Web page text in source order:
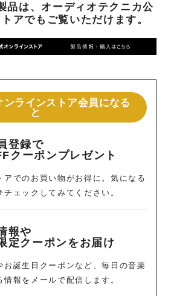
品は、オーディオテクニカ公
アでもご覧いただけます。
ンラインストア会員になる
と
登録で
クーポンプレゼント
アでのお買い物がお得に。気になる
ェックしてみてください。
報や
定クーポンをお届け
お誕生日クーポンなど、毎日の音楽
報をメールで配信します。